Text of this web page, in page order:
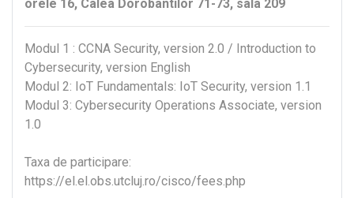
orele 16, Calea Dorobantilor 71-73, sala 209
Modul 1 : CCNA Security, version 2.0 / Introduction to
Cybersecurity, version English
Modul 2: IoT Fundamentals: IoT Security, version 1.1
Modul 3: Cybersecurity Operations Associate, version
1.0
Taxa de participare:
https://el.el.obs.utcluj.ro/cisco/fees.php